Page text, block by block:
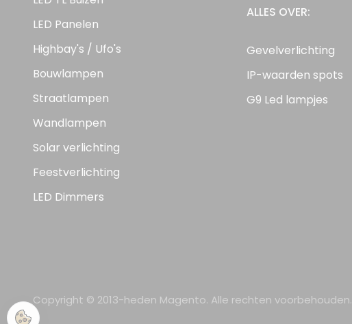
LED Panelen
Highbay's / Ufo's
Bouwlampen
Straatlampen
Wandlampen
Solar verlichting
Feestverlichting
LED Dimmers
ALLES OVER:
Gevelverlichting
IP-waarden spots
G9 Led lampjes
Copyright © 2013-heden Magento. Alle rechten voorbehouden.